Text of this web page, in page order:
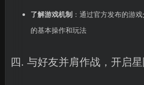
了解游戏机制：通过官方发布的游
的基本操作和玩法
四. 与好友并肩作战，开启